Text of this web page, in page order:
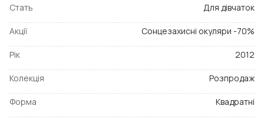
Стать Для дівчаток
Акції Сонцезахисні окуляри -70%
Рік 2012
Колекція Розпродаж
Форма Квадратні